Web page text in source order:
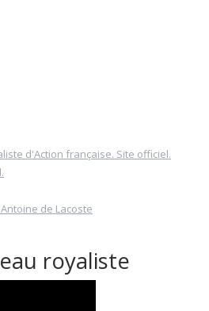
d'Action française. Site officiel.
de Lacoste
royaliste